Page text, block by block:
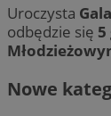
Uroczysta
odbędzie się 5
Nowe